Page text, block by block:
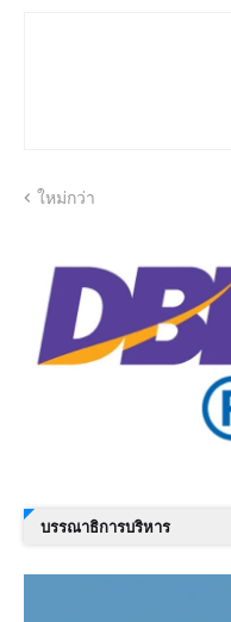
ใหม่กว่า
บรรณาธิการบริหาร